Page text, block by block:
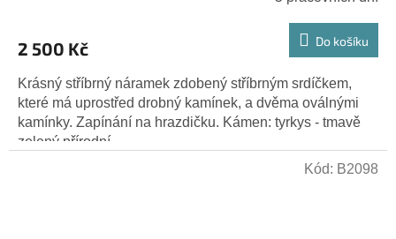
2 500 Kč Do košíku
Krásný stříbrný náramek zdobený stříbrným srdíčkem,
které má uprostřed drobný kamínek, a dvěma oválnými
kamínky. Zapínání na hrazdičku. Kámen: tyrkys - tmavě
zelený přírodní...
Kód: B2098